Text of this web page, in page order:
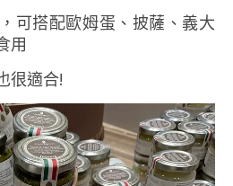
可搭配歐姆蛋、披薩、義大
用
很適合!